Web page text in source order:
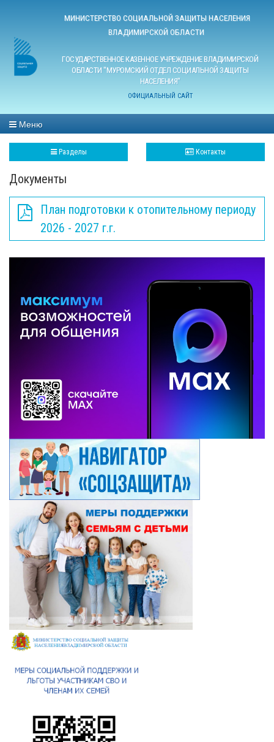
МИНИСТЕРСТВО СОЦИАЛЬНОЙ ЗАЩИТЫ НАСЕЛЕНИЯ
ВЛАДИМИРСКОЙ ОБЛАСТИ
ГОСУДАРСТВЕННОЕ КАЗЕННОЕ УЧРЕЖДЕНИЕ ВЛАДИМИРСКОЙ
ОБЛАСТИ "МУРОМСКИЙ ОТДЕЛ СОЦИАЛЬНОЙ ЗАЩИТЫ
НАСЕЛЕНИЯ"
ОФИЦИАЛЬНЫЙ САЙТ
Меню
Разделы Контакты
Документы
План подготовки к отопительному периоду
2026 - 2027 г.г.